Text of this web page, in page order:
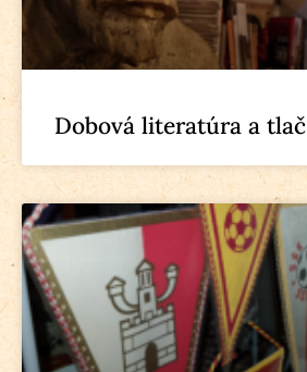
Dobová literatúra a tlač